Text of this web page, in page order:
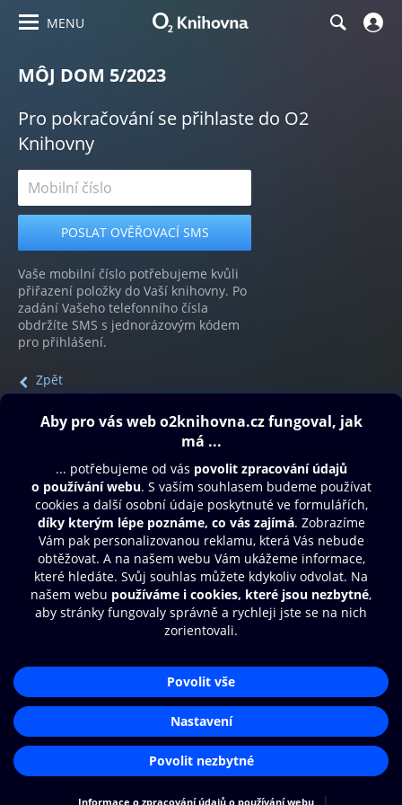
MENU
MÔJ DOM 5/2023
Pro pokračování se přihlaste do O2
Knihovny
Vaše mobilní číslo potřebujeme kvůli
přiřazení položky do Vaší knihovny. Po
zadání Vašeho telefonního čísla
obdržíte SMS s jednorázovým kódem
pro přihlášení.
Zpět
Obsah ke stažení
Moje O2 Knihovna
Další zábava
© O2 Czech Republic a.s.
Přístupnost
Zásady zpracování osobních údajů
Nastavení cookies
Aplikace O2 Knihovna
Čti a poslouchej své e-knihy a
audioknihy rychleji a pohodlněji.